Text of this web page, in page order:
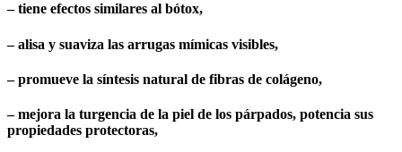
– tiene efectos similares al bótox,
– alisa y suaviza las arrugas mímicas visibles,
– promueve la síntesis natural de fibras de colágeno,
– mejora la turgencia de la piel de los párpados, potencia sus
propiedades protectoras,